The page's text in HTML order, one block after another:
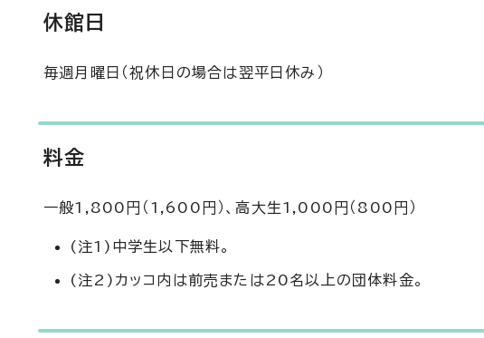
休館日
毎週月曜日（祝休日の場合は翌平日休み）
料金
一般1,800円（1,600円）、高大生1,000円（800円）
(注1)中学生以下無料。
(注2)カッコ内は前売または20名以上の団体料金。